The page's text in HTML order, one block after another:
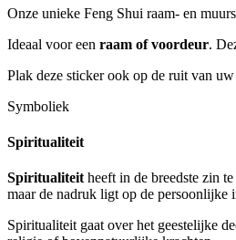
Onze unieke Feng Shui raam- en
Ideaal voor een raam of voordeur.
Plak deze sticker ook op de ruit van uw
Symboliek
Spiritualiteit
Spiritualiteitheeft in de breedste zin
maar de nadruk ligt op de persoonlijke
Spiritualiteit gaat over het geestelijke